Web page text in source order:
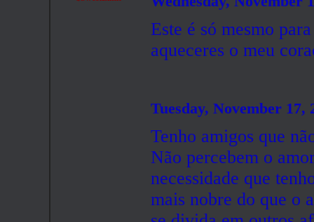
Este é só mesmo
aqueceres o meu
Tuesday, November 17,
Tenho amigos que
Não percebem o
necessidade que
mais nobre do que o